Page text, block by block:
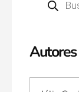
Autores